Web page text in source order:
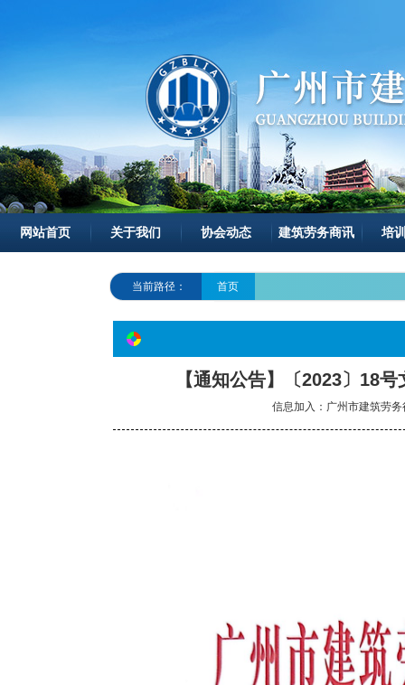
网站首页 关于我们 协会动态 建筑劳务商讯 培
当前路径： 首页
【通知公告】〔2023〕18
信息加入：广州市建筑劳务